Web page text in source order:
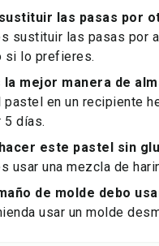
las pasas por
sustituir las pasas por
si lo prefieres.
la mejor manera de
pastel en un recipiente
5 días.
este pastel sin
usar una mezcla de
de molde debo
usar un molde